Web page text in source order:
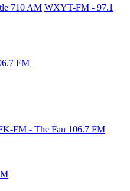
710 AM WXYT-FM - 97.1
FM
FM - The Fan 106.7 FM